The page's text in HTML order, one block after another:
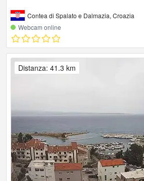
Contea di Spalato e Dalmazia, Croazia
Webcam online
Distanza: 41.3 km